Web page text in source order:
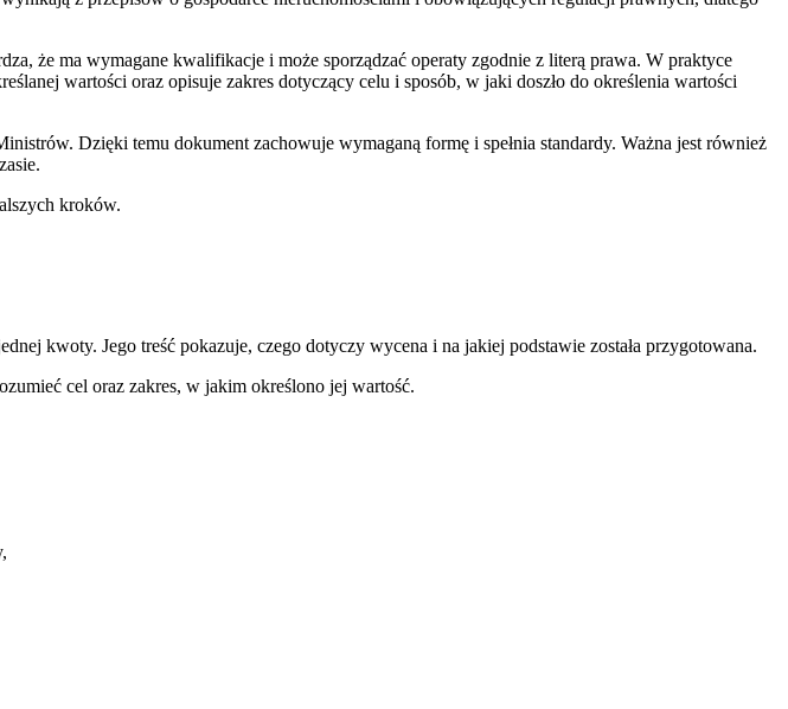
że ma wymagane kwalifikacje i może sporządzać operaty zgodnie z literą prawa. W praktyce
wartości oraz opisuje zakres dotyczący celu i sposób, w jaki doszło do określenia wartości
Dzięki temu dokument zachowuje wymaganą formę i spełnia standardy. Ważna jest również
kroków.
kwoty. Jego treść pokazuje, czego dotyczy wycena i na jakiej podstawie została przygotowana.
cel oraz zakres, w jakim określono jej wartość.